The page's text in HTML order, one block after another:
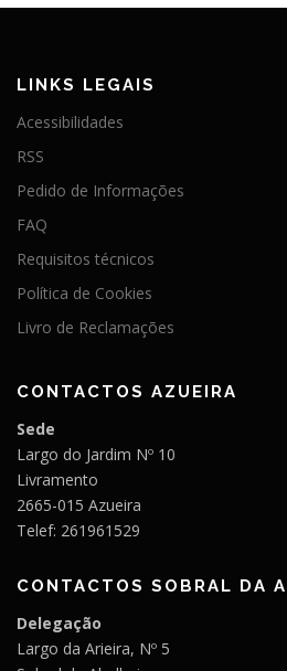
LINKS LEGAIS
Acessibilidades
RSS
Pedido de Informações
FAQ
Requisitos técnicos
Política de Cookies
Livro de Reclamações
CONTACTOS AZUEIRA
Sede
Largo do Jardim Nº 10
Livramento
2665-015 Azueira
Telef: 261961529
CONTACTOS SOBRAL DA
Delegação
Largo da Arieira, Nº 5